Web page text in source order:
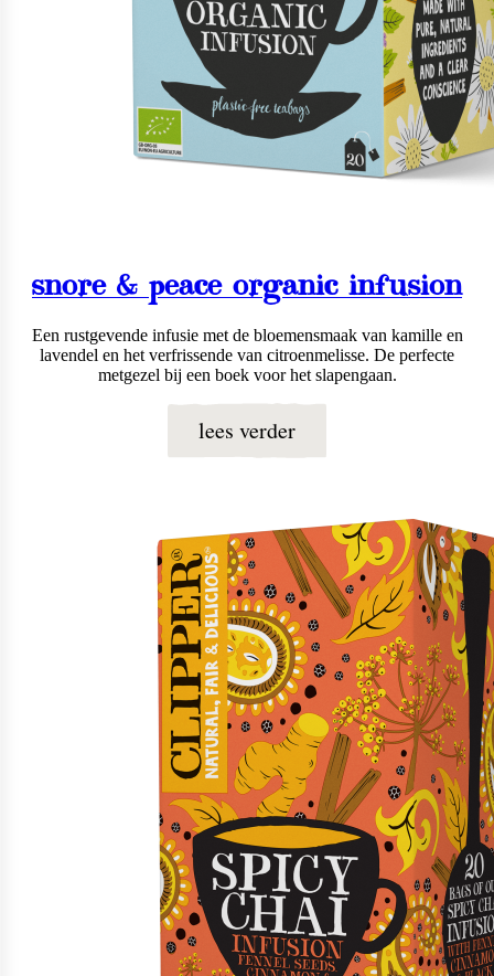
snore & peace organic infusion
Een rustgevende infusie met de bloemensmaak van kamille en
lavendel en het verfrissende van citroenmelisse. De perfecte
metgezel bij een boek voor het slapengaan.
lees verder